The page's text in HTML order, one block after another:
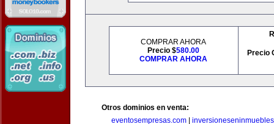
COMPRAR AHORA
Precio $580.00
COMPRAR AHORA
Precio
Otros dominios en venta:
eventosempresas.com